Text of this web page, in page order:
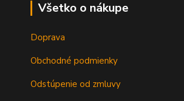
Všetko o nákupe
Doprava
Obchodné podmienky
Odstúpenie od zmluvy